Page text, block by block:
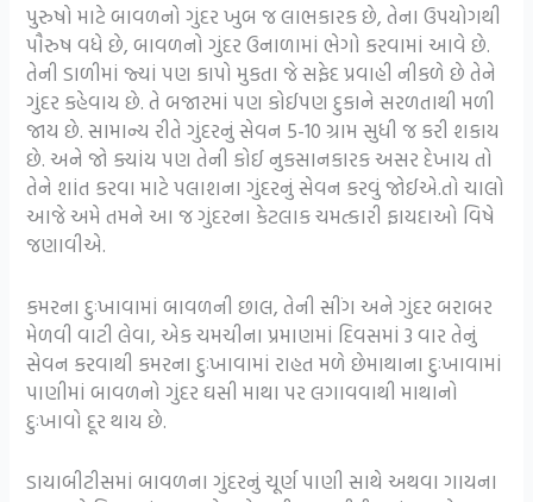
પુરુષો માટે બાવળનો ગુંદર ખુબ જ લાભકારક છે, તેના ઉપયોગથી
પૌરુષ વધે છે, બાવળનો ગુંદર ઉનાળામાં ભેગો કરવામાં આવે છે.
તેની ડાળીમાં જ્યાં પણ કાપો મુકતા જે સફેદ પ્રવાહી નીકળે છે તેને
ગુંદર કહેવાય છે. તે બજારમાં પણ કોઈપણ દુકાને સરળતાથી મળી
જાય છે. સામાન્ય રીતે ગુંદરનું સેવન 5-10 ગ્રામ સુધી જ કરી શકાય
છે. અને જો ક્યાંય પણ તેની કોઈ નુકસાનકારક અસર દેખાય તો
તેને શાંત કરવા માટે પલાશના ગુંદરનું સેવન કરવું જોઈએ.તો ચાલો
આજે અમે તમને આ જ ગુંદરના કેટલાક ચમત્કારી ફાયદાઓ વિષે
જણાવીએ.
કમરના દુઃખાવામાં બાવળની છાલ, તેની સીંગ અને ગુંદર બરાબર
મેળવી વાટી લેવા, એક ચમચીના પ્રમાણમાં દિવસમાં 3 વાર તેનું
સેવન કરવાથી કમરના દુઃખાવામાં રાહત મળે છેમાથાના દુઃખાવામાં
પાણીમાં બાવળનો ગુંદર ઘસી માથા પર લગાવવાથી માથાનો
દુઃખાવો દૂર થાય છે.
ડાયાબીટીસમાં બાવળના ગુંદરનું ચૂર્ણ પાણી સાથે અથવા ગાયના